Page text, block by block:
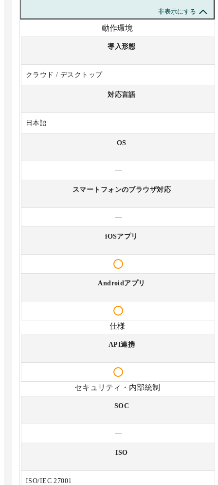
非表示にする
動作環境
導入形態
クラウド / デスクトップ
対応言語
日本語
OS
—
スマートフォンのブラウザ対応
—
iOSアプリ
Androidアプリ
仕様
API連携
セキュリティ・内部統制
SOC
—
ISO
ISO/IEC 27001